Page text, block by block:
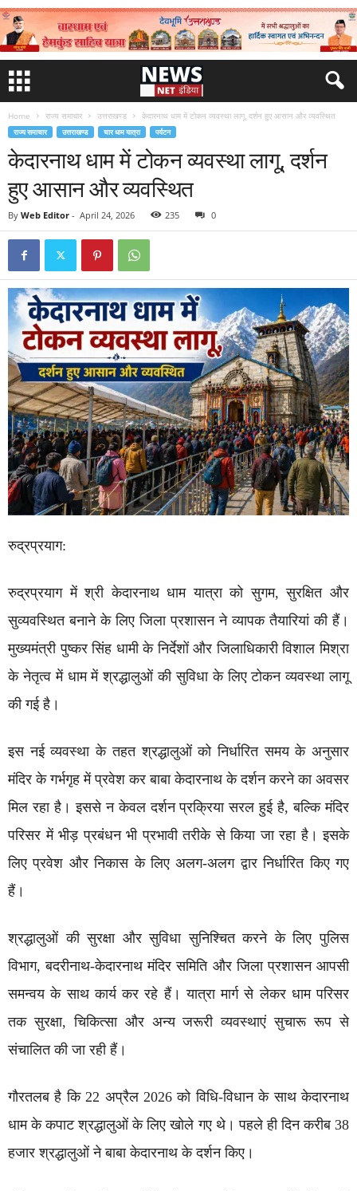
Home राज्य समाचार उत्तराखण्ड केदारनाथ धाम में टोकन व्यवस्था लागू, दर्शन हुए आसान और व्यवस्थित
राज्य समाचार उत्तराखण्ड चार धाम यात्रा पर्यटन
केदारनाथ धाम में टोकन व्यवस्था लागू, दर्शन
हुए आसान और व्यवस्थित
By Web Editor - April 24, 2026 235 0
रुद्रप्रयाग:
रुद्रप्रयागमें श्रीकेदारनाथ धामयात्रा को सुगम, सुरक्षित और
सुव्यवस्थित बनाने के लिए जिला प्रशासन ने व्यापक तैयारियां की हैं।
मुख्यमंत्रीपुष्कर सिंह धामीके निर्देशों और जिलाधिकारी विशाल मिश्रा
के नेतृत्व में धाम में श्रद्धालुओं की सुविधा के लिए टोकन व्यवस्था लागू
की गई है।
इस नई व्यवस्था के तहत श्रद्धालुओं को निर्धारित समय के अनुसार
मंदिर के गर्भगृह में प्रवेश कर बाबा केदारनाथ के दर्शन करने का अवसर
मिल रहा है। इससे न केवल दर्शन प्रक्रिया सरल हुई है, बल्कि मंदिर
परिसर में भीड़ प्रबंधन भी प्रभावी तरीके से किया जा रहा है। इसके
लिए प्रवेश और निकास के लिए अलग-अलग द्वार निर्धारित किए गए
हैं।
श्रद्धालुओं की सुरक्षा और सुविधा सुनिश्चित करने के लिए पुलिस
विभाग, बदरीनाथ-केदारनाथ मंदिर समिति और जिला प्रशासन आपसी
समन्वय के साथ कार्य कर रहे हैं। यात्रा मार्ग से लेकर धाम परिसर
तक सुरक्षा, चिकित्सा और अन्य जरूरी व्यवस्थाएं सुचारू रूप से
संचालित की जा रही हैं।
गौरतलब है कि 22 अप्रैल 2026 को विधि-विधान के साथ केदारनाथ
धाम के कपाट श्रद्धालुओं के लिए खोले गए थे। पहले ही दिन करीब 38
हजार श्रद्धालुओं ने बाबा केदारनाथ के दर्शन किए।